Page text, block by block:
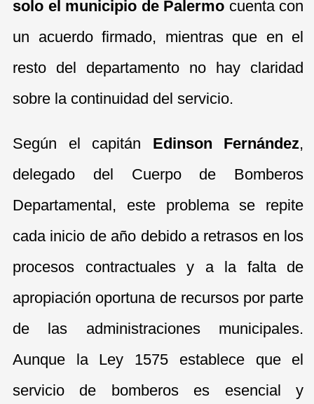
solo el municipio de Palermo cuenta con
un acuerdo firmado, mientras que en el
resto del departamento no hay claridad
sobre la continuidad del servicio.
Según el capitán Edinson Fernández,
delegado del Cuerpo de Bomberos
Departamental, este problema se repite
cada inicio de año debido a retrasos en los
procesos contractuales y a la falta de
apropiación oportuna de recursos por parte
de las administraciones municipales.
Aunque la Ley 1575 establece que el
servicio de bomberos es esencial y